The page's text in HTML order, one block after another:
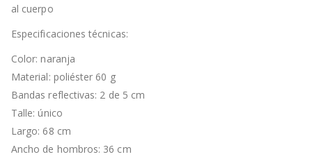
al cuerpo
Especificaciones técnicas:
Color: naranja
Material: poliéster 60 g
Bandas reflectivas: 2 de 5 cm
Talle: único
Largo: 68 cm
Ancho de hombros: 36 cm